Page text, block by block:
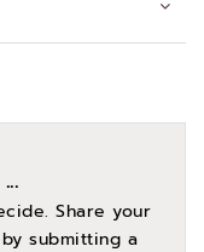
Share your
submitting a